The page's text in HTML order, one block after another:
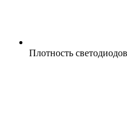
Плотность светодиодов